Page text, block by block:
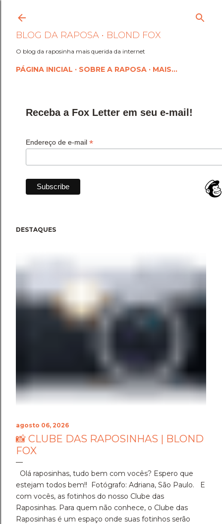
Pular para o conteúdo
BLOG DA RAPOSA • BLOND FOX
O blog da raposinha mais querida da internet
PÁGINA INICIAL SOBRE A RAPOSA MAIS…
Receba a Fox Letter em seu e-mail!
Endereço de e-mail *
DESTAQUES
agosto 06, 2026
📸 CLUBE DAS RAPOSINHAS | BLOND
FOX
Olá raposinhas, tudo bem com vocês? Espero que
estejam todos bem!! Fotógrafo: Adriana, São Paulo. E
com vocês, as fotinhos do nosso Clube das
Raposinhas. Para quem não conhece, o Clube das
Raposinhas é um espaço onde suas fotinhos serão